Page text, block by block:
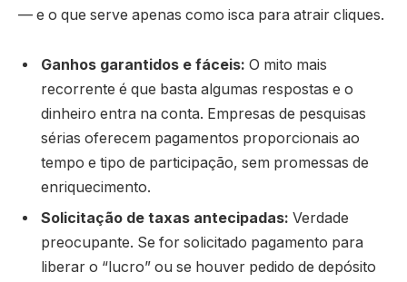
— e o que serve apenas como isca para atrair cliques.
Ganhos garantidos e fáceis: O mito mais
recorrente é que basta algumas respostas e o
dinheiro entra na conta. Empresas de pesquisas
sérias oferecem pagamentos proporcionais ao
tempo e tipo de participação, sem promessas de
enriquecimento.
Solicitação de taxas antecipadas: Verdade
preocupante. Se for solicitado pagamento para
liberar o “lucro” ou se houver pedido de depósito